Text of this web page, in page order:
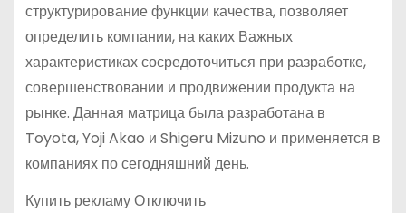
структурирование функции качества, позволяет
определить компании, на каких Важных
характеристиках сосредоточиться при разработке,
совершенствовании и продвижении продукта на
рынке. Данная матрица была разработана в
Toyota, Yoji Akao и Shigeru Mizuno и применяется в
компаниях по сегодняшний день.
Купить рекламу Отключить